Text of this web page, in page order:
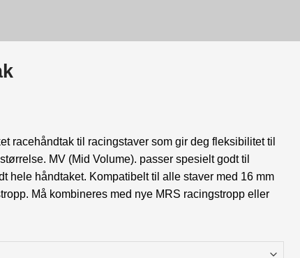
racehåndtak til racingstaver som gir deg fleksibilitet til
MV (Mid Volume). passer spesielt godt til
hele håndtaket. Kompatibelt til alle staver med 16 mm
Må kombineres med nye MRS racingstropp eller